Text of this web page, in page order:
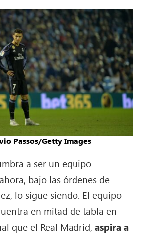
Passos/Getty Images
a ser un equipo
bajo las órdenes de
lo sigue siendo. El equipo
en mitad de tabla en
que el Real Madrid,aspira a